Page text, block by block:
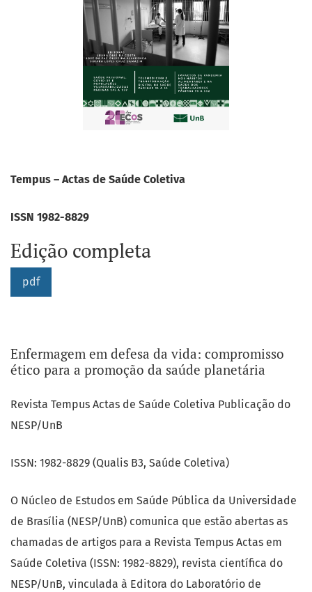
Tempus – Actas de Saúde Coletiva
ISSN 1982-8829
Edição completa
pdf
Notícias
Enfermagem em defesa da vida: compromisso
ético para a promoção da saúde planetária
Revista Tempus Actas de Saúde Coletiva Publicação do
NESP/UnB
ISSN: 1982-8829 (Qualis B3, Saúde Coletiva)
O Núcleo de Estudos em Saúde Pública da Universidade
de Brasília (NESP/UnB) comunica que estão abertas as
chamadas de artigos para a Revista Tempus Actas em
Saúde Coletiva (ISSN: 1982-8829), revista científica do
NESP/UnB, vinculada à Editora do Laboratório de